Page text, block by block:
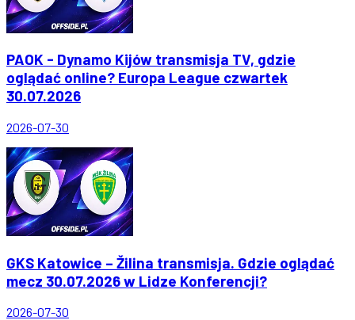
PAOK - Dynamo Kijów transmisja TV, gdzie
oglądać online? Europa League czwartek
30.07.2026
2026-07-30
GKS Katowice – Žilina transmisja. Gdzie oglądać
mecz 30.07.2026 w Lidze Konferencji?
2026-07-30